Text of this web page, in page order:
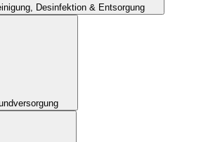
Desinfektion & Entsorgung